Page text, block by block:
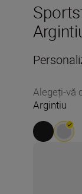
Alegeți-vă
Argintiu